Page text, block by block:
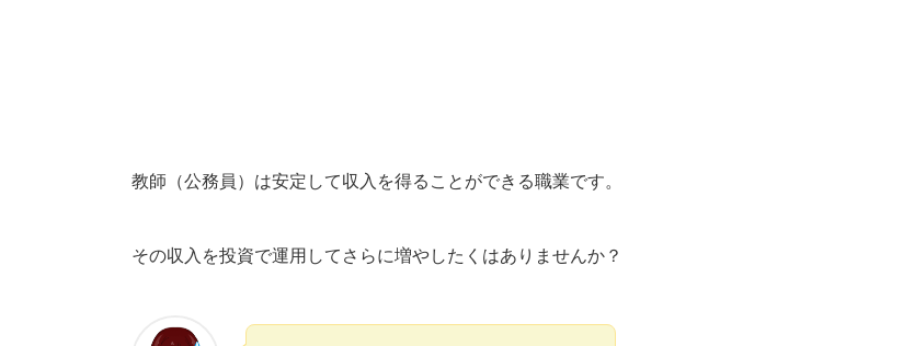
教師（公務員）は安定して収入を得ることができる職業です。
その収入を投資で運用してさらに増やしたくはありませんか？